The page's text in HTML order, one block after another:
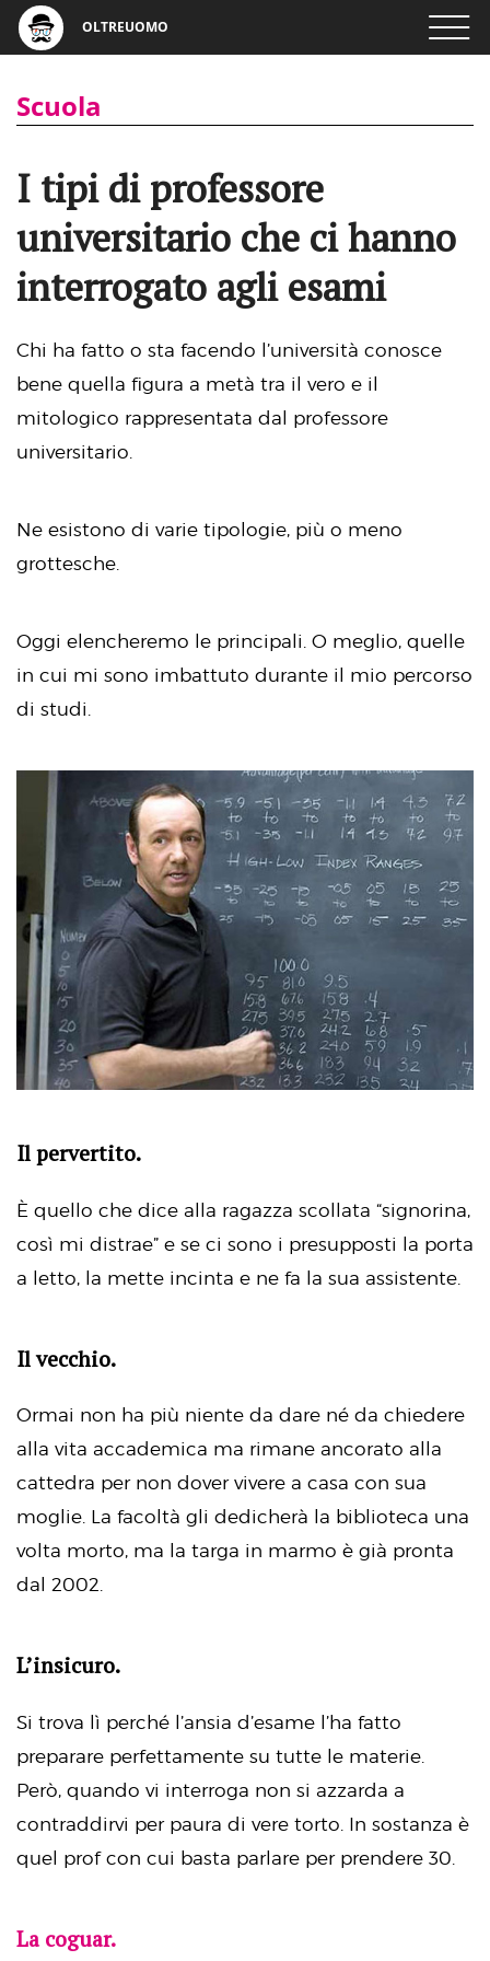
OLTREUOMO
Scuola
I tipi di professore
universitario che ci hanno
interrogato agli esami
Chi ha fatto o sta facendo l’università conosce
bene quella figura a metà tra il vero e il
mitologico rappresentata dal professore
universitario.
Ne esistono di varie tipologie, più o meno
grottesche.
Oggi elencheremo le principali. O meglio, quelle
in cui mi sono imbattuto durante il mio percorso
di studi.
Il pervertito.
È quello che dice alla ragazza scollata “signorina,
così mi distrae” e se ci sono i presupposti la porta
a letto, la mette incinta e ne fa la sua assistente.
Il vecchio.
Ormai non ha più niente da dare né da chiedere
alla vita accademica ma rimane ancorato alla
cattedra per non dover vivere a casa con sua
moglie. La facoltà gli dedicherà la biblioteca una
volta morto, ma la targa in marmo è già pronta
dal 2002.
L’insicuro.
Si trova lì perché l’ansia d’esame l’ha fatto
preparare perfettamente su tutte le materie.
Però, quando vi interroga non si azzarda a
contraddirvi per paura di vere torto. In sostanza è
quel prof con cui basta parlare per prendere 30.
La coguar.